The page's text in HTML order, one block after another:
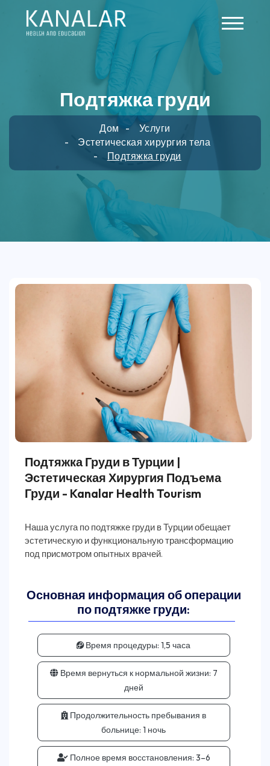
Подтяжка груди
Дом
Услуги
Эстетическая хирургия тела
Подтяжка груди
Подтяжка Груди в Турции |
Эстетическая Хирургия Подъема
Груди - Kanalar Health Tourism
Наша услуга по подтяжке груди в Турции обещает
эстетическую и функциональную трансформацию
Основная информация об операции
по подтяжке груди:
Время процедуры: 1,5 часа
Время вернуться к нормальной жизни: 7
дней
Продолжительность пребывания в
больнице: 1 ночь
Полное время восстановления: 3–6